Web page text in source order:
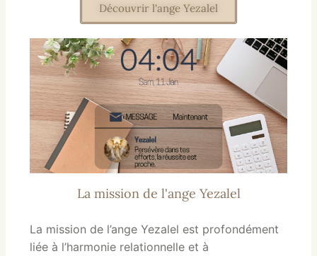
Découvrir l'ange Yezalel
La mission de l'ange Yezalel
La mission de l’ange Yezalel est profondément
liée à l’harmonie relationnelle et à